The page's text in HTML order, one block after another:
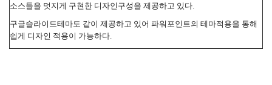
소스들을 멋지게 구현한 디자인구성을 제공하고 있다.
구글슬라이드테마도 같이 제공하고 있어 파워포인트의 테마적용을 통해
쉽게 디자인 적용이 가능하다.